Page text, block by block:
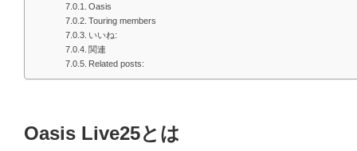
Oasis
Touring members
いいね:
関連
Related posts:
Oasis Live25とは